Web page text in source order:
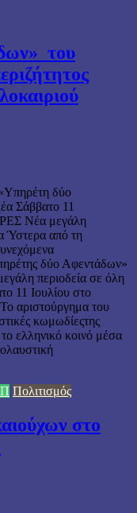
του
δύο
Σάββατο 11
Νέα μεγάλη
Ύστερα από τη
δύο Αφεντάδων»
περιοδεία σε όλη
11 Ιουλίου στο
αριστούργημα του
κωμωδίεςτης
ελληνικό κοινό μέσα
Πολιτισμός
στο